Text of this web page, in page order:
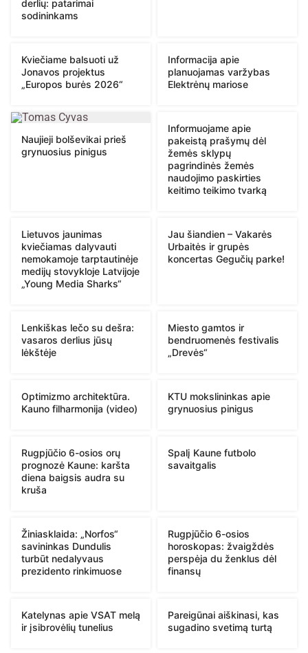
derlių: patarimai
sodininkams
Kviečiame balsuoti už
Jonavos projektus
„Europos burės 2026“
Informacija apie
planuojamas varžybas
Elektrėnų mariose
Naujieji bolševikai prieš
grynuosius pinigus
Informuojame apie
pakeistą prašymų dėl
žemės sklypų
pagrindinės žemės
naudojimo paskirties
keitimo teikimo tvarką
Lietuvos jaunimas
kviečiamas dalyvauti
nemokamoje tarptautinėje
medijų stovykloje Latvijoje
„Young Media Sharks“
Jau šiandien – Vakarės
Urbaitės ir grupės
koncertas Gegučių parke!
Lenkiškas lečo su dešra:
vasaros derlius jūsų
lėkštėje
Miesto gamtos ir
bendruomenės festivalis
„Drevės“
Optimizmo architektūra.
Kauno filharmonija (video)
KTU mokslininkas apie
grynuosius pinigus
Rugpjūčio 6-osios orų
prognozė Kaune: karšta
diena baigsis audra su
kruša
Spalį Kaune futbolo
savaitgalis
Žiniasklaida: „Norfos“
savininkas Dundulis
turbūt nedalyvaus
prezidento rinkimuose
Rugpjūčio 6-osios
horoskopas: žvaigždės
perspėja du ženklus dėl
finansų
Katelynas apie VSAT melą
ir įsibrovėlių tunelius
Pareigūnai aiškinasi, kas
sugadino svetimą turtą